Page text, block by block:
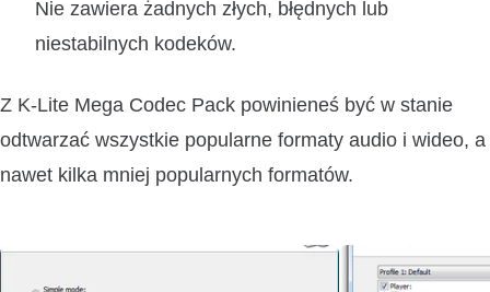
Nie zawiera żadnych złych, błędnych lub
niestabilnych kodeków.
Z K-Lite Mega Codec Pack powinieneś być w stanie
odtwarzać wszystkie popularne formaty audio i wideo, a
nawet kilka mniej popularnych formatów.